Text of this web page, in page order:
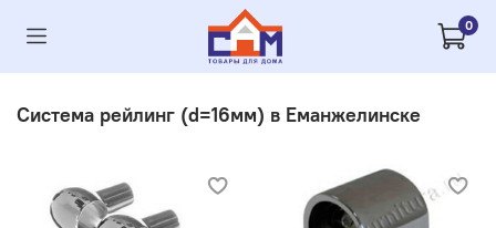
0
Система рейлинг (d=16мм) в Еманжелинске